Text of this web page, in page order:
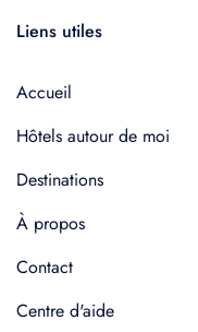
Liens utiles
Accueil
Hôtels autour de moi
Destinations
À propos
Contact
Centre d'aide